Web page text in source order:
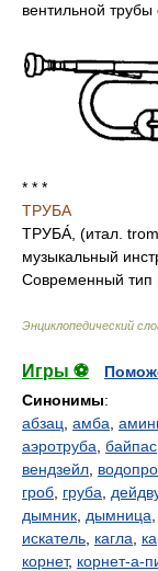
вентильной трубы
* * *
ТРУБА
ТРУБА́, (итал.
музыкальный
Современный тип
Энциклопедический
Игры ⚽
Синонимы:
абзац амба
аэротруба байпас
вендзейл
гроб груба
дымник дымница
искатель кагла
корнет, корнет-а-